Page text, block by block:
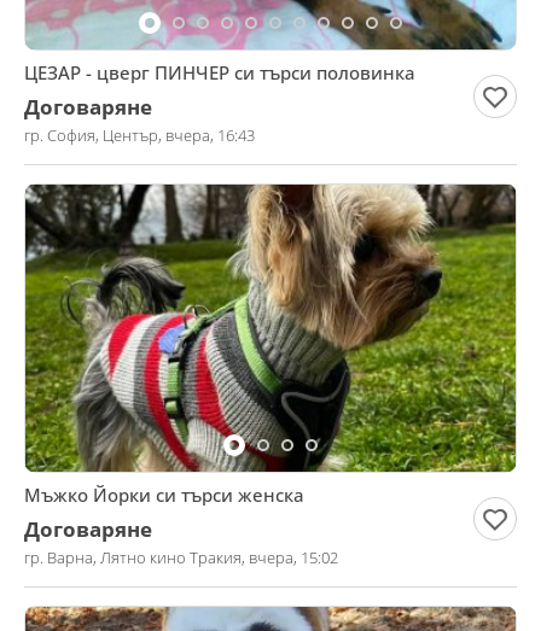
ЦЕЗАР - цверг ПИНЧЕР си търси половинка
Договаряне
гр. София, Център, вчера, 16:43
Мъжко Йорки си търси женска
Договаряне
гр. Варна, Лятно кино Тракия, вчера, 15:02